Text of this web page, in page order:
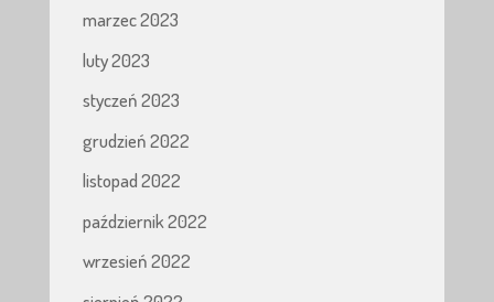
marzec 2023
luty 2023
styczeń 2023
grudzień 2022
listopad 2022
październik 2022
wrzesień 2022